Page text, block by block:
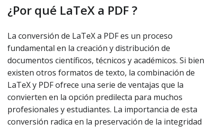
¿Por qué LaTeX a PDF ?
La conversión de LaTeX a PDF es un proceso
fundamental en la creación y distribución de
documentos científicos, técnicos y académicos. Si bien
existen otros formatos de texto, la combinación de
LaTeX y PDF ofrece una serie de ventajas que la
convierten en la opción predilecta para muchos
profesionales y estudiantes. La importancia de esta
conversión radica en la preservación de la integridad